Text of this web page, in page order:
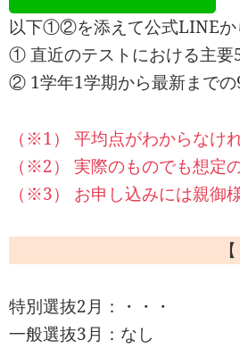
以下①②を添えて公式LINEか
① 直近のテストにおける主要
② 1学年1学期から最新までの
（※1） 平均点がわからなけ
（※2） 実際のものでも想定
（※3） お申し込みには親御
特別選抜2月：・・・
一般選抜3月：なし